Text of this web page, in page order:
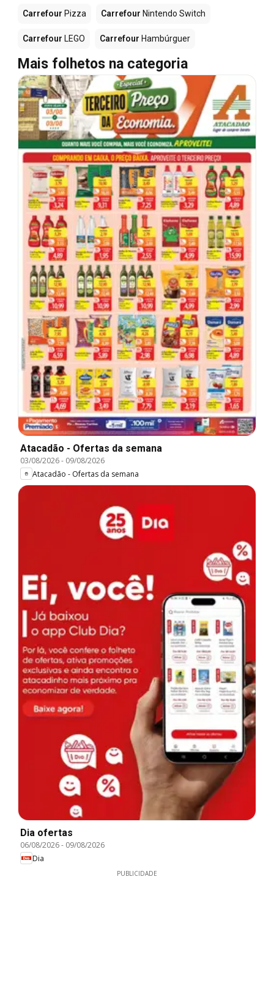
Carrefour Pizza Carrefour Nintendo Switch
Carrefour LEGO Carrefour Hambúrguer
Mais folhetos na categoria
Atacadão - Ofertas da semana
03/08/2026- 09/08/2026
Atacadão - Ofertas da semana
Dia ofertas
06/08/2026- 09/08/2026
Dia
PUBLICIDADE